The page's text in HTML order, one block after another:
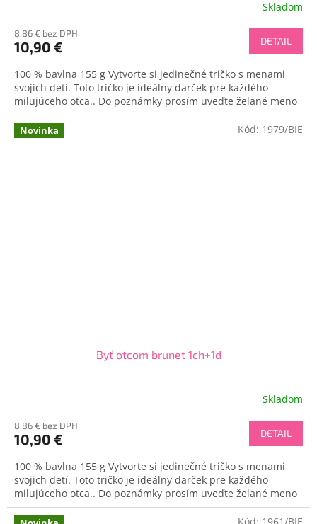
Skladom
8,86 € bez DPH
10,90 € DETAIL
100 % bavlna 155 g Vytvorte si jedinečné tričko s menami
svojich detí. Toto tričko je ideálny darček pre každého
milujúceho otca.. Do poznámky prosím uveďte želané meno
Novinka
Byť otcom brunet 1ch+1d
Skladom
8,86 € bez DPH
10,90 € DETAIL
100 % bavlna 155 g Vytvorte si jedinečné tričko s menami
svojich detí. Toto tričko je ideálny darček pre každého
milujúceho otca.. Do poznámky prosím uveďte želané meno
Kód: 1979/BIE
Kód: 1961/BIE